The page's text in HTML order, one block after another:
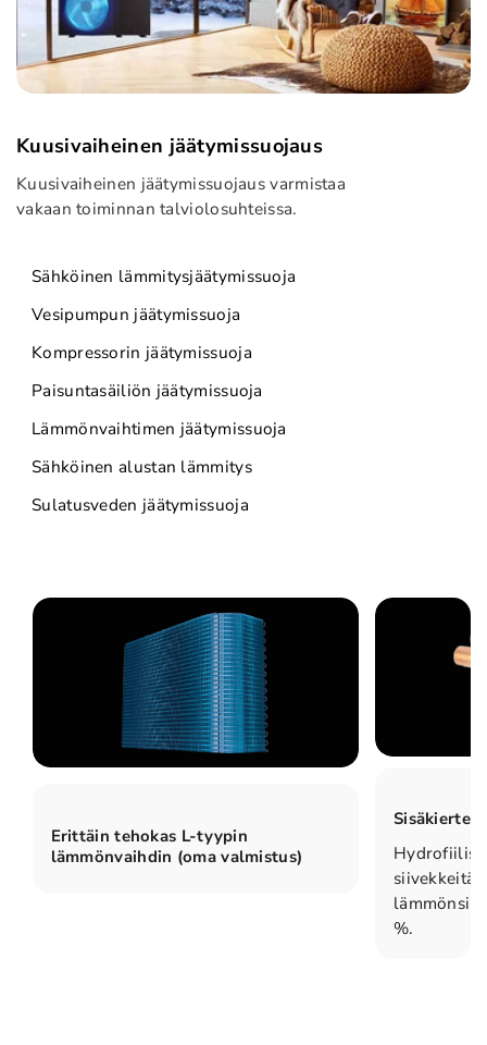
Kuusivaiheinen jäätymissuojaus
Kuusivaiheinen jäätymissuojaus varmistaa
vakaan toiminnan talviolosuhteissa.
Sähköinen lämmitysjäätymissuoja
Vesipumpun jäätymissuoja
Kompressorin jäätymissuoja
Paisuntasäiliön jäätymissuoja
Lämmönvaihtimen jäätymissuoja
Sähköinen alustan lämmitys
Sulatusveden jäätymissuoja
Erittäin tehokas L-tyypin
lämmönvaihdin (oma valmistus)
siivekkeitä
%.